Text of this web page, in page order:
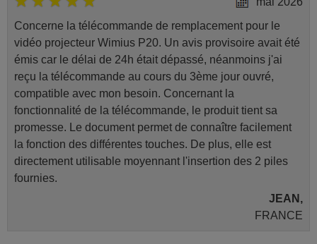
Concerne la télécommande de remplacement pour le
vidéo projecteur Wimius P20. Un avis provisoire avait été
émis car le délai de 24h était dépassé, néanmoins j'ai
reçu la télécommande au cours du 3ème jour ouvré,
compatible avec mon besoin. Concernant la
fonctionnalité de la télécommande, le produit tient sa
promesse. Le document permet de connaître facilement
la fonction des différentes touches. De plus, elle est
directement utilisable moyennant l'insertion des 2 piles
fournies.
JEAN,
FRANCE